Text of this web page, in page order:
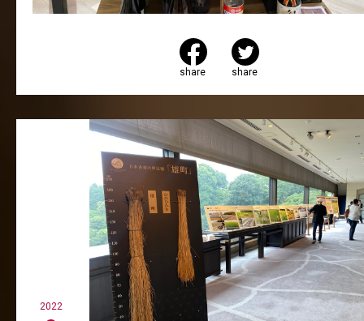
share share
2022